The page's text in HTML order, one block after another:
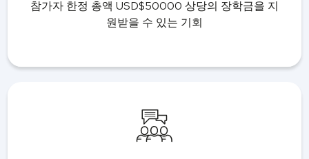
참가자 한정 총액 USD$50000 상당의 장학금을 지
원받을 수 있는 기회